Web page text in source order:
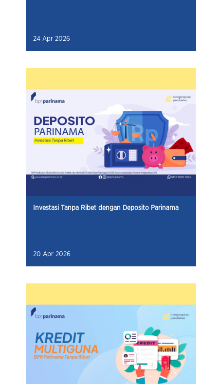
24 Apr 2026
Investasi Tanpa Ribet dengan Deposito Parinama
20 Apr 2026